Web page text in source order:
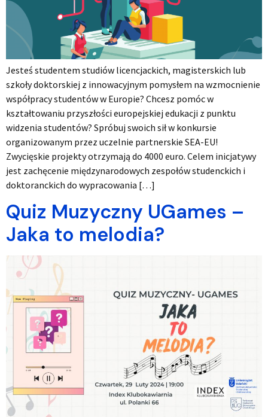
Jesteś studentem studiów licencjackich, magisterskich lub
szkoły doktorskiej z innowacyjnym pomysłem na wzmocnienie
współpracy studentów w Europie? Chcesz pomóc w
kształtowaniu przyszłości europejskiej edukacji z punktu
widzenia studentów? Spróbuj swoich sił w konkursie
organizowanym przez uczelnie partnerskie SEA-EU!
Zwycięskie projekty otrzymają do 4000 euro. Celem inicjatywy
jest zachęcenie międzynarodowych zespołów studenckich i
doktoranckich do wypracowania […]
Quiz Muzyczny UGames –
Jaka to melodia?